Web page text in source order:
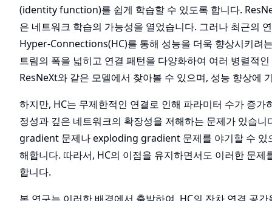
(identity function)를 쉽게 학습할 수 있도록 합니다.
은 네트워크 학습의 가능성을 열었습니다. 그러나 최근의
Hyper-Connections(HC)를 통해 성능을 더욱 향상시키려
트림의 폭을 넓히고 연결 패턴을 다양화하여 여러 병렬적
ResNeXt와 같은 모델에서 찾아볼 수 있으며, 성능 향상에
하지만, HC는 무제한적인 연결로 인해 파라미터 수가 증
정성과 깊은 네트워크의 확장성을 저해하는 문제가 있습
gradient 문제나 exploding gradient 문제를 야기할 수 있
해합니다. 따라서, HC의 이점을 유지하면서도 이러한 문
합니다.